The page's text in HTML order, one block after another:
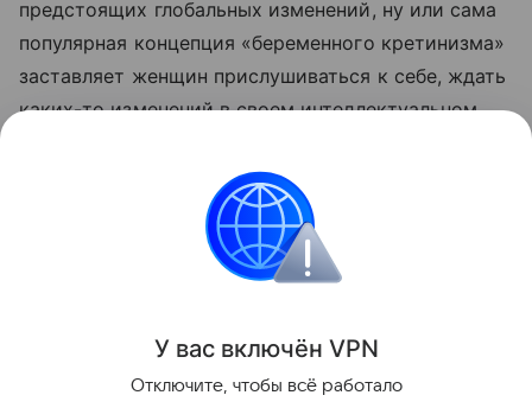
предстоящих глобальных изменений, ну или сама
популярная концепция «беременного кретинизма»
заставляет женщин прислушиваться к себе, ждать
каких-то изменений в своем интеллектуальном
Также читайте о том,чего нужно избегать в
начале беременности
Поделиться
У вас включён VPN
Отключите, чтобы всё работало